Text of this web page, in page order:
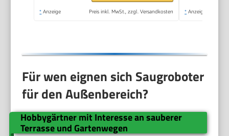
* Anzeige Preis inkl. MwSt., zzgl. Versandkosten * Anzeige
Für wen eignen sich Saugroboter
für den Außenbereich?
Hobbygärtner mit Interesse an sauberer
Terrasse und Gartenwegen